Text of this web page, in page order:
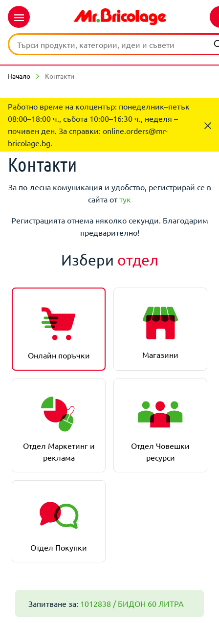
Начало Контакти
Работно време на колцентър: понеделник–петък
08:00–18:00 ч., събота 10:00–16:30 ч., неделя –
почивен ден. За справки: online.orders@mr-
bricolage.bg.
Контакти
За по-лесна комуникация и удобство, регистрирай се в
сайта оттук
Регистрацията отнема няколко секунди. Благодарим
предварително!
Избери отдел
Онлайн поръчки Магазини
Отдел Маркетинг и
реклама
Отдел Човешки
ресурси
Отдел Покупки
Запитване за: 1012838 / БИДОН 60 ЛИТРА